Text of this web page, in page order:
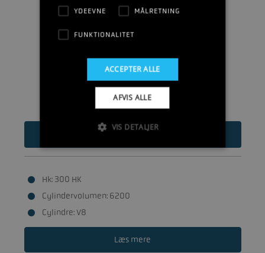
214.675DKK
Hk: 300 HK
Cylindervolumen: 6200
Cylindre: V8
Læs mere
YDEEVNE MÅLRETNING
FUNKTIONALITET
ACCEPTER ALLE
AFVIS ALLE
VIS DETALJER